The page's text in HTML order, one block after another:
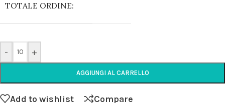
TOTALE ORDINE:
- +
AGGIUNGI AL CARRELLO
Add to wishlist Compare